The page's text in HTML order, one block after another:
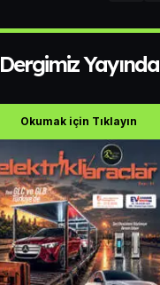
Dergimiz Yayında
Okumak için Tıklayın